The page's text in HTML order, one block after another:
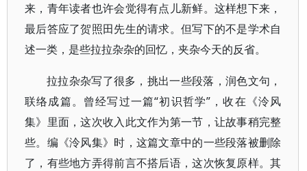
来，青年读者也许会觉得有点儿新鲜。这样想下来，
最后答应了贺照田先生的请求。但写下的不是学术自
述一类，是些拉拉杂杂的回忆，夹杂今天的反省。
拉拉杂杂写了很多，挑出一些段落，润色文句，
联络成篇。曾经写过一篇“初识哲学”，收在《泠风
集》里面，这次收入此文作为第一节，让故事稍完整
些。编《泠风集》时，这篇文章中的一些段落被删除
了，有些地方弄得前言不搭后语，这次恢复原样。其